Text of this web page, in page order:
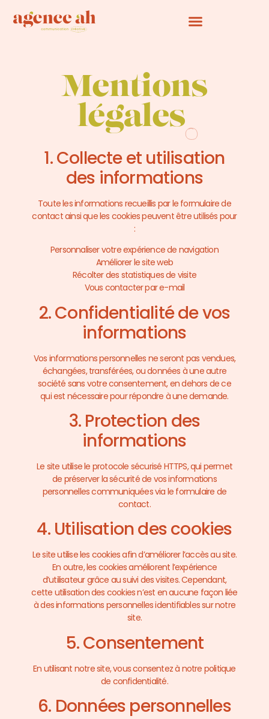
Mentions
légales
1. Collecte et utilisation
des informations
Toute les informations recueillis par le formulaire de
contact ainsi que les cookies peuvent être utilisés pour
:
Personnaliser votre expérience de navigation
Améliorer le site web
Récolter des statistiques de visite
Vous contacter par e-mail
2. Confidentialité de vos
informations
Vos informations personnelles ne seront pas vendues,
échangées, transférées, ou données à une autre
société sans votre consentement, en dehors de ce
qui est nécessaire pour répondre à une demande.
3. Protection des
informations
Le site utilise le protocole sécurisé HTTPS, qui permet
de préserver la sécurité de vos informations
personnelles communiquées via le formulaire de
contact.
4. Utilisation des cookies
Le site utilise les cookies afin d’améliorer l’accès au site.
En outre, les cookies améliorent l’expérience
d’utilisateur grâce au suivi des visites. Cependant,
cette utilisation des cookies n’est en aucune façon liée
à des informations personnelles identifiables sur notre
site.
5. Consentement
En utilisant notre site, vous consentez à notre politique
de confidentialité.
6. Données personnelles